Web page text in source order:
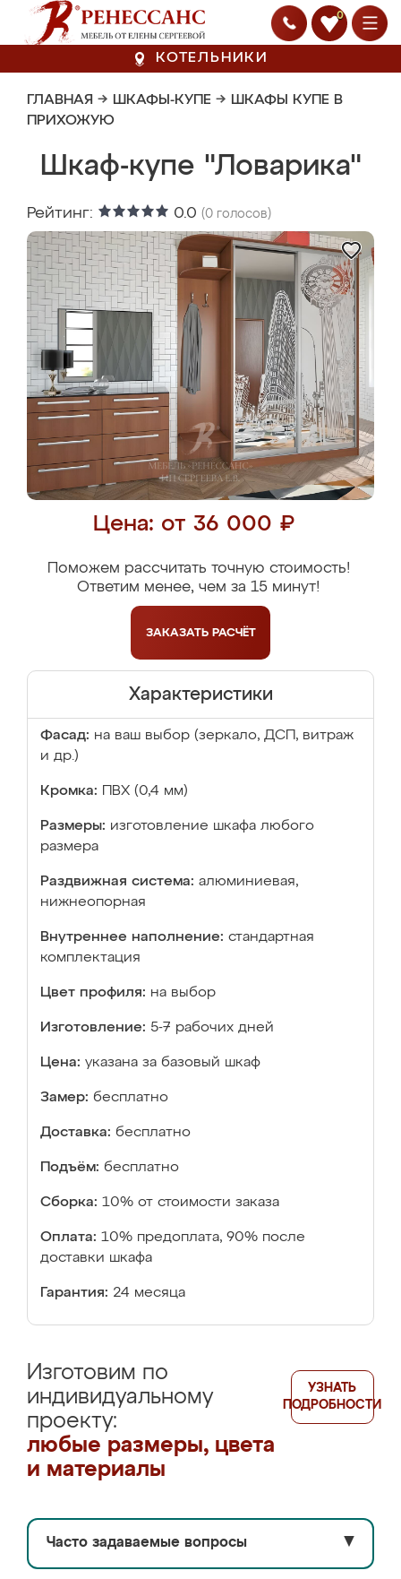
0
КОТЕЛЬНИКИ
ГЛАВНАЯ → ШКАФЫ-КУПЕ → ШКАФЫ КУПЕ В
ПРИХОЖУЮ
Шкаф-купе "Ловарика"
Рейтинг: 0.0 (0 голосов)
Цена: от 36 000 ₽
Поможем рассчитать точную стоимость!
Ответим менее, чем за 15 минут!
ЗАКАЗАТЬ РАСЧЁТ
Характеристики
Фасад: на ваш выбор (зеркало, ДСП, витраж
и др.)
Кромка: ПВХ (0,4 мм)
Размеры: изготовление шкафа любого
размера
Раздвижная система: алюминиевая,
нижнеопорная
Внутреннее наполнение: стандартная
комплектация
Цвет профиля: на выбор
Изготовление: 5-7 рабочих дней
Цена: указана за базовый шкаф
Замер: бесплатно
Доставка: бесплатно
Подъём: бесплатно
Сборка: 10% от стоимости заказа
Оплата: 10% предоплата, 90% после
доставки шкафа
Гарантия: 24 месяца
Изготовим по
индивидуальному
проекту:
любые размеры, цвета
и материалы
УЗНАТЬ
ПОДРОБНОСТИ
Часто задаваемые вопросы ▼